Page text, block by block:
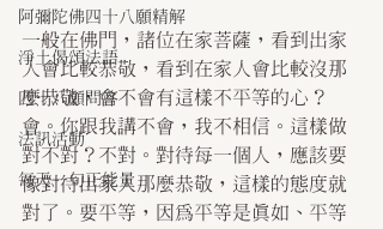
阿彌陀佛四十八願精解
淨土偈頌法語
四十八願問答
法訊活動
每天一句正能量
一般在佛門，諸位在家菩薩，看到出家
人會比較恭敬，看到在家人會比較沒那
麼恭敬，會不會有這樣不平等的心？
會。你跟我講不會，我不相信。這樣做
對不對？不對。對待每一個人，應該要
像對待出家人那麼恭敬，這樣的態度就
對了。要平等，因為平等是真如、平等